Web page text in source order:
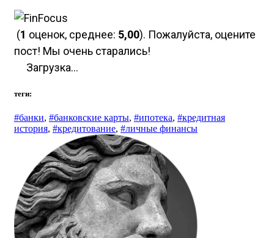
(1 оценок, среднее: 5,00). Пожалуйста, оцените
пост! Мы очень старались!
Загрузка...
теги:
#банки, #банковские карты, #ипотека, #кредитная
история, #кредитование, #личные финансы